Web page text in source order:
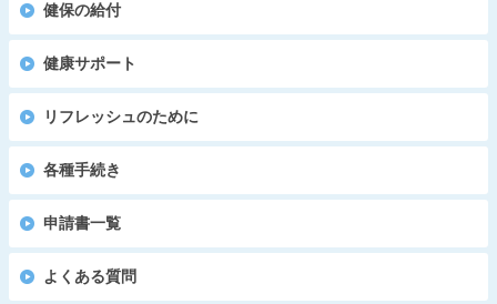
健保の給付
健康サポート
リフレッシュのために
各種手続き
申請書一覧
よくある質問